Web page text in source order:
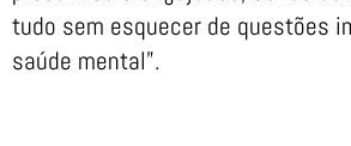
tudo sem esquecer de questões
saúde mental”.